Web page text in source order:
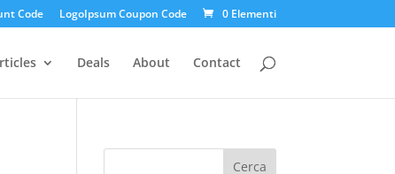
Code LogoIpsum Coupon Code 0 Elementi
Deals About Contact
Cerca